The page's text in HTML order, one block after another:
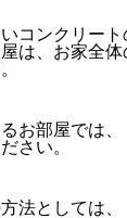
コンクリー
は、お家全
お部屋では、
さい。
法としては、